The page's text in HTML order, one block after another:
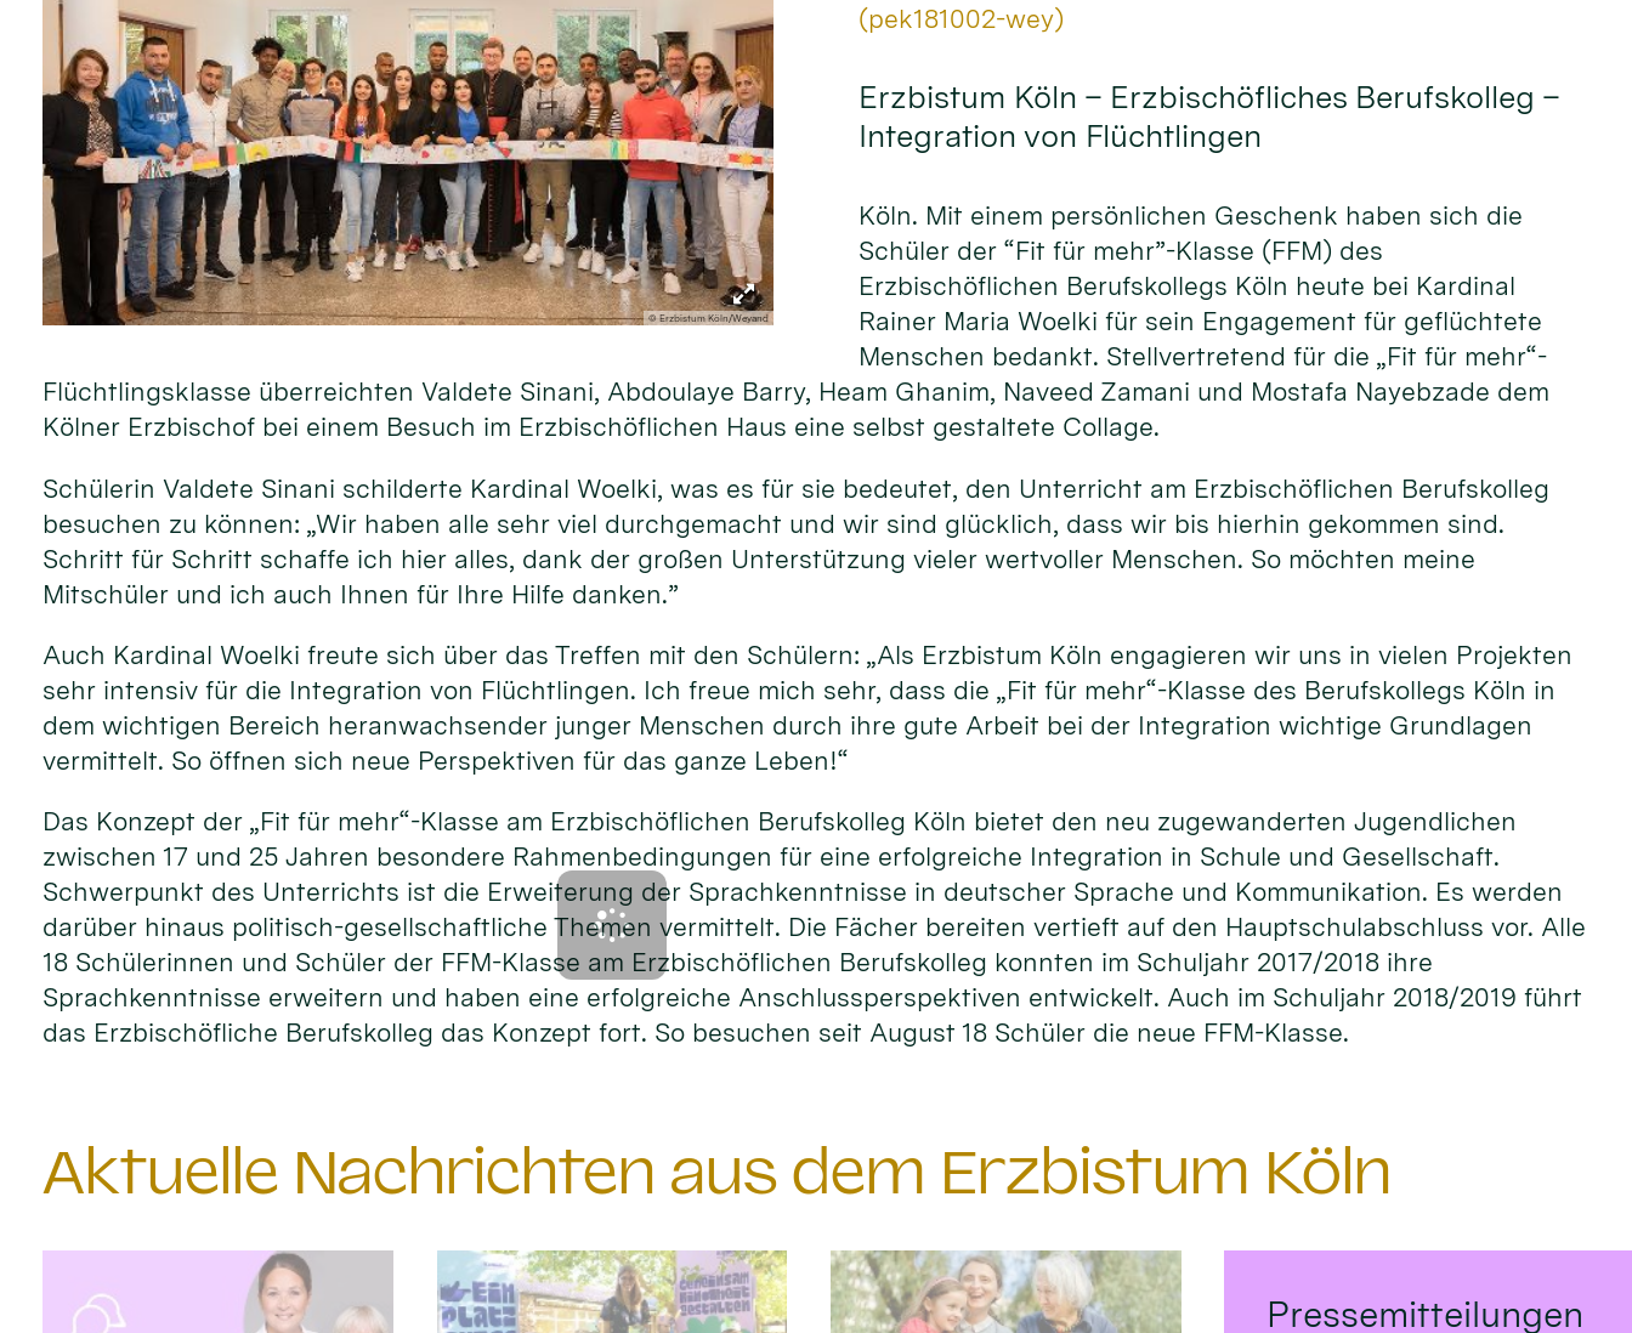
© Erzbistum Köln/Weyand
Von:
(pek181002-wey)
Erzbistum Köln – Erzbischöfliches Berufskolleg –
Integration von Flüchtlingen
Köln. Mit einem persönlichen Geschenk haben sich die
Schüler der “Fit für mehr”-Klasse (FFM) des
Erzbischöflichen Berufskollegs Köln heute bei Kardinal
Rainer Maria Woelki für sein Engagement für geflüchtete
Menschen bedankt. Stellvertretend für die „Fit für mehr“-
Flüchtlingsklasse überreichten Valdete Sinani, Abdoulaye Barry, Heam Ghanim, Naveed Zamani und Mostafa Nayebzade dem
Kölner Erzbischof bei einem Besuch im Erzbischöflichen Haus eine selbst gestaltete Collage.
Schülerin Valdete Sinani schilderte Kardinal Woelki, was es für sie bedeutet, den Unterricht am Erzbischöflichen Berufskolleg
besuchen zu können: „Wir haben alle sehr viel durchgemacht und wir sind glücklich, dass wir bis hierhin gekommen sind.
Schritt für Schritt schaffe ich hier alles, dank der großen Unterstützung vieler wertvoller Menschen. So möchten meine
Mitschüler und ich auch Ihnen für Ihre Hilfe danken.”
Auch Kardinal Woelki freute sich über das Treffen mit den Schülern: „Als Erzbistum Köln engagieren wir uns in vielen Projekten
sehr intensiv für die Integration von Flüchtlingen. Ich freue mich sehr, dass die „Fit für mehr“-Klasse des Berufskollegs Köln in
dem wichtigen Bereich heranwachsender junger Menschen durch ihre gute Arbeit bei der Integration wichtige Grundlagen
vermittelt. So öffnen sich neue Perspektiven für das ganze Leben!“
Das Konzept der „Fit für mehr“-Klasse am Erzbischöflichen Berufskolleg Köln bietet den neu zugewanderten Jugendlichen
zwischen 17 und 25 Jahren besondere Rahmenbedingungen für eine erfolgreiche Integration in Schule und Gesellschaft.
Schwerpunkt des Unterrichts ist die Erweiterung der Sprachkenntnisse in deutscher Sprache und Kommunikation. Es werden
darüber hinaus politisch-gesellschaftliche Themen vermittelt. Die Fächer bereiten vertieft auf den Hauptschulabschluss vor. Alle
18 Schülerinnen und Schüler der FFM-Klasse am Erzbischöflichen Berufskolleg konnten im Schuljahr 2017/2018 ihre
Sprachkenntnisse erweitern und haben eine erfolgreiche Anschlussperspektiven entwickelt. Auch im Schuljahr 2018/2019 führt
das Erzbischöfliche Berufskolleg das Konzept fort. So besuchen seit August 18 Schüler die neue FFM-Klasse.
Aktuelle Nachrichten aus dem Erzbistum Köln
Pressemitteilungen